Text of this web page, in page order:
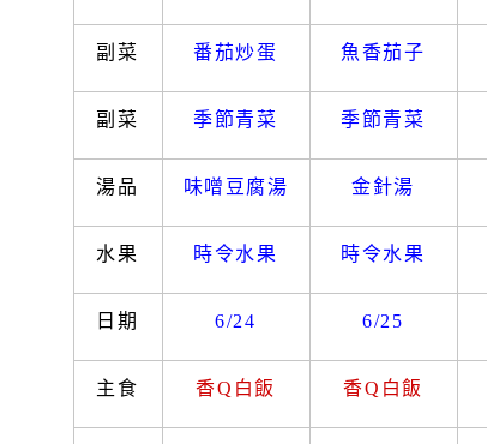
副菜 番茄炒蛋 魚香茄子
副菜 季節青菜 季節青菜
湯品 味噌豆腐湯 金針湯
水果 時令水果 時令水果
日期 6/24 6/25
主食 香Q 白飯 香Q 白飯